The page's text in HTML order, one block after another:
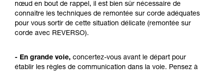
nœud en bout de rappel, il est bien sûr nécessaire de
connaître les techniques de remontée sur corde adéquates
pour vous sortir de cette situation délicate (remontée sur
corde avec REVERSO).
- En grande voie, concertez-vous avant le départ pour
établir les règles de communication dans la voie. Pensez à